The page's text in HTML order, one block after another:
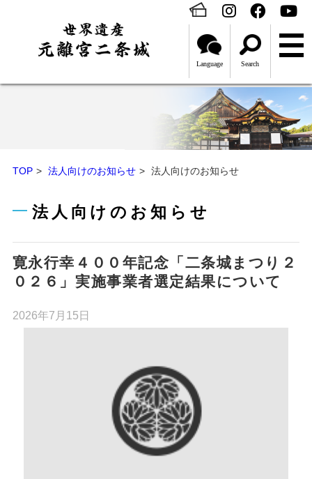
Language Search
TOP 法人向けのお知らせ 法人向けのお知らせ
法人向けのお知らせ
寛永行幸４００年記念「二条城まつり２
０２６」実施事業者選定結果について
2026年7月15日